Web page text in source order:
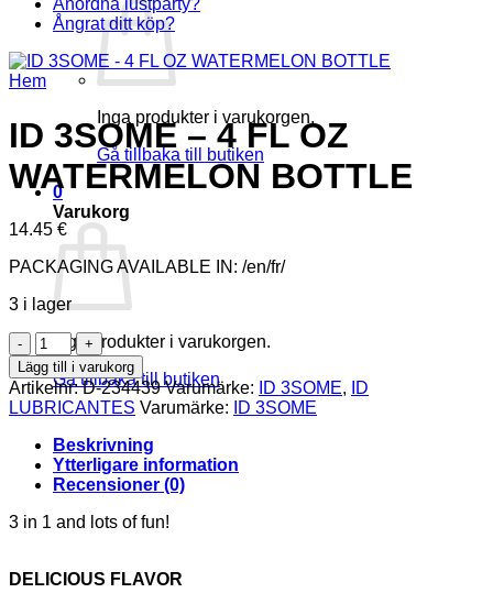
Inga produkter i varukorgen.
Gå tillbaka till butiken
0
Varukorg
Inga produkter i varukorgen.
Gå tillbaka till butiken
Anordna lustparty?
Ångrat ditt köp?
Hem
ID 3SOME – 4 FL OZ
WATERMELON BOTTLE
14.45 €
PACKAGING AVAILABLE IN: /en/fr/
3 i lager
ID
3SOME
-
4
FL
OZ
WATERMELON
BOTTLE
mängd
Lägg till i varukorg
Artikelnr:D-234439 Varumärke: ID 3SOME,
ID
LUBRICANTES Varumärke:
ID 3SOME
Beskrivning
Ytterligare information
Recensioner (0)
3 in 1 and lots of fun!
DELICIOUS FLAVOR